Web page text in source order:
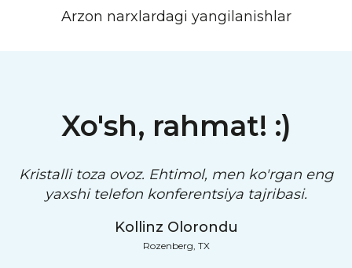
Arzon narxlardagi yangilanishlar
Xo'sh, rahmat! :)
Kristalli toza ovoz. Ehtimol, men ko'rgan eng
yaxshi telefon konferentsiya tajribasi.
Kollinz Olorondu
Rozenberg, TX